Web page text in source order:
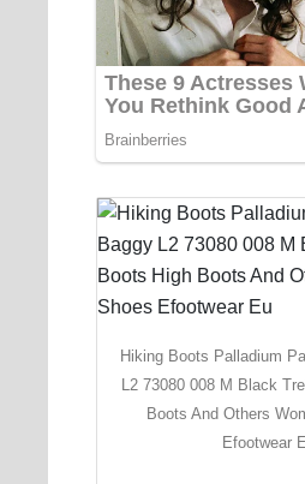
Hiking Boots Palladium
L2 73080 008 M Black
Boots And Others
Efootwear